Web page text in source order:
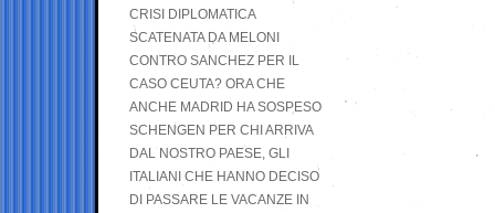
CRISI DIPLOMATICA
SCATENATA DA MELONI
CONTRO SANCHEZ PER IL
CASO CEUTA? ORA CHE
ANCHE MADRID HA SOSPESO
SCHENGEN PER CHI ARRIVA
DAL NOSTRO PAESE, GLI
ITALIANI CHE HANNO DECISO
DI PASSARE LE VACANZE IN